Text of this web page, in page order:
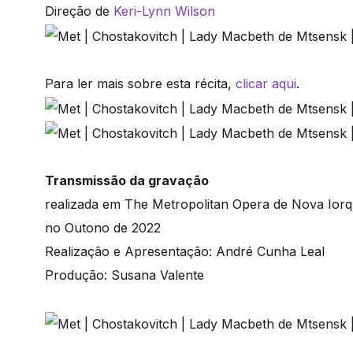
Direção de Keri-Lynn Wilson
Para ler mais sobre esta récita, clicar aqui.
Transmissão da gravação
realizada em The Metropolitan Opera de Nova
no Outono de 2022
Realização e Apresentação: André Cunha Leal
Produção: Susana Valente